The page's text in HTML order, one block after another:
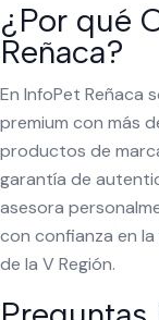
¿Por qué
Reñaca?
En InfoPet Reñaca
premium con más
productos de
garantía de
asesora
con confianza en
de la V Región.